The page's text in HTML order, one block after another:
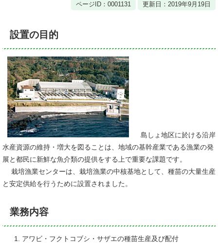
ページID：0001131 更新日：2019年9月19日
設置の目的
島しょ地区に於ける沿岸
水産資源の維持・増大を図ることは、地域の基幹産業である漁業の発
展と都民に新鮮な魚介類の提供をする上で重要な課題です。
栽培漁業センターは、栽培漁業の中核基地として、種苗の大量生産
と安定供給を行うために設置されました。
業務内容
アワビ・フクトコブシ・サザエの種苗生産及び配付